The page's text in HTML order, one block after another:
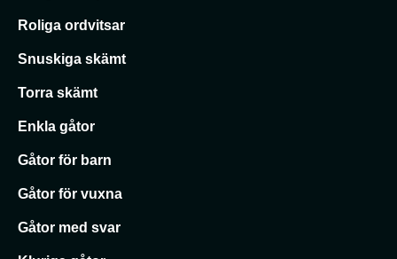
Roliga ordvitsar
Snuskiga skämt
Torra skämt
Enkla gåtor
Gåtor för barn
Gåtor för vuxna
Gåtor med svar